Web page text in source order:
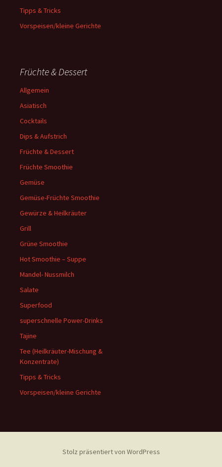
Tipps & Tricks
Vorspeisen/kleine Gerichte
Früchte & Dessert
Allgemein
Asiatisch
Cocktails
Dips & Aufstrich
Früchte & Dessert
Früchte Smoothie
Gemüse
Gemüse-Früchte Smoothie
Gewürze & Heilkräuter
Grill
Grüne Smoothie
Hot Smoothie – Suppe
Mandel- Nussmilch
Salate
Superfood
superschnelle Power-Drinks
Tajine
Tee (Heilkräuter-Mischung &
Konzentrate)
Tipps & Tricks
Vorspeisen/kleine Gerichte
Stolz präsentiert von WordPress